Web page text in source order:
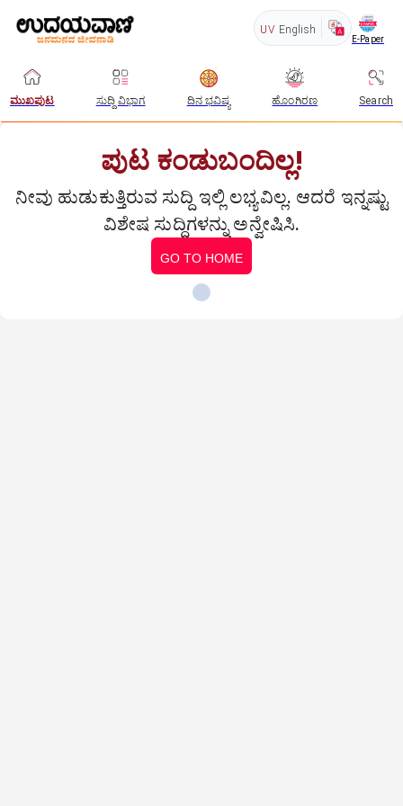
UV English
E-Paper
ಮುಖಪುಟ ಸುದ್ದಿ ವಿಭಾಗ ದಿನ ಭವಿಷ್ಯ ಹೊಂಗಿರಣ Search
ಪುಟ ಕಂಡುಬಂದಿಲ್ಲ!
ನೀವು ಹುಡುಕುತ್ತಿರುವ ಸುದ್ದಿ ಇಲ್ಲಿ ಲಭ್ಯವಿಲ್ಲ. ಆದರೆ ಇನ್ನಷ್ಟು
ವಿಶೇಷ ಸುದ್ದಿಗಳನ್ನು ಅನ್ವೇಷಿಸಿ.
GO TO HOME